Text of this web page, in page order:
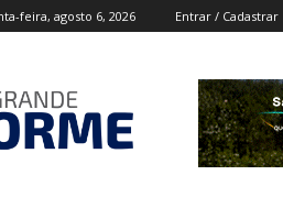
feira, agosto 6, 2026 Entrar / Cadastrar